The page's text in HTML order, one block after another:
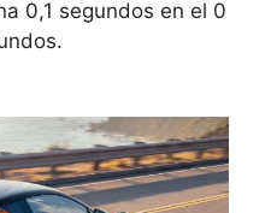
0,1 segundos en el 0